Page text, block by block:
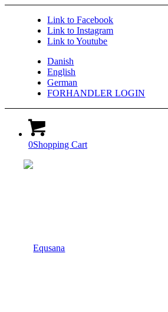
Link to Facebook
Link to Instagram
Link to Youtube
Danish
English
German
FORHANDLER LOGIN
0Shopping Cart